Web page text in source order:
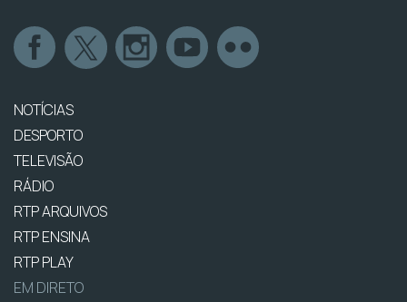
NOTÍCIAS
DESPORTO
TELEVISÃO
RÁDIO
RTP ARQUIVOS
RTP ENSINA
RTP PLAY
EM DIRETO